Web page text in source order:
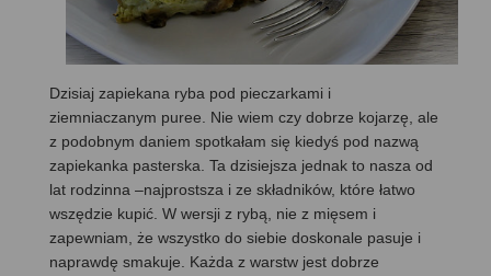
Dzisiaj zapiekana ryba pod pieczarkami i
ziemniaczanym puree. Nie wiem czy dobrze kojarzę, ale
z podobnym daniem spotkałam się kiedyś pod nazwą
zapiekanka pasterska. Ta dzisiejsza jednak to nasza od
lat rodzinna –najprostsza i ze składników, które łatwo
wszędzie kupić. W wersji z rybą, nie z mięsem i
zapewniam, że wszystko do siebie doskonale pasuje i
naprawdę smakuje. Każda z warstw jest dobrze